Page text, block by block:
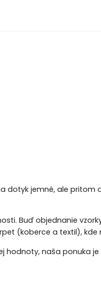
dotyk jemné, ale pritom
Buď objednanie
(koberce a textil), kde
naša ponuka je